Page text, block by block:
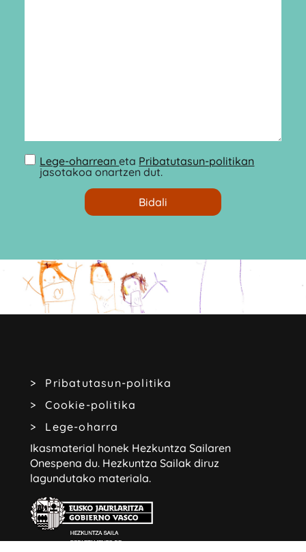
Lege-oharreaneta Pribatutasun-politikan
jasotakoa onartzen dut.
Pribatutasun-politika
Cookie-politika
Lege-oharra
Ikasmaterial honek Hezkuntza Sailaren
Onespena du. Hezkuntza Sailak diruz
lagundutako materiala.